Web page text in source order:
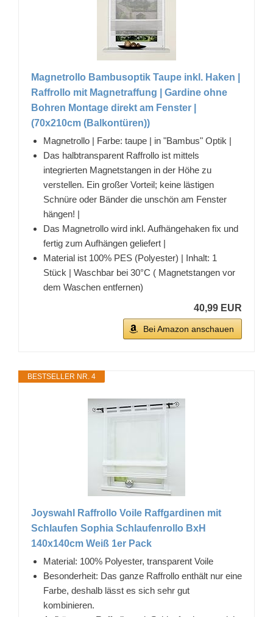
Magnetrollo Bambusoptik Taupe inkl. Haken |
Raffrollo mit Magnetraffung | Gardine ohne
Bohren Montage direkt am Fenster |
(70x210cm (Balkontüren))
Magnetrollo | Farbe: taupe | in "Bambus" Optik |
Das halbtransparent Raffrollo ist mittels
integrierten Magnetstangen in der Höhe zu
verstellen. Ein großer Vorteil; keine lästigen
Schnüre oder Bänder die unschön am Fenster
hängen! |
Das Magnetrollo wird inkl. Aufhängehaken fix und
fertig zum Aufhängen geliefert |
Material ist 100% PES (Polyester) | Inhalt: 1
Stück | Waschbar bei 30°C ( Magnetstangen vor
dem Waschen entfernen)
40,99 EUR
Bei Amazon anschauen
BESTSELLER NR. 4
Joyswahl Raffrollo Voile Raffgardinen mit
Schlaufen Sophia Schlaufenrollo BxH
140x140cm Weiß 1er Pack
Material: 100% Polyester, transparent Voile
Besonderheit: Das ganze Raffrollo enthält nur eine
Farbe, deshalb lässt es sich sehr gut
kombinieren.